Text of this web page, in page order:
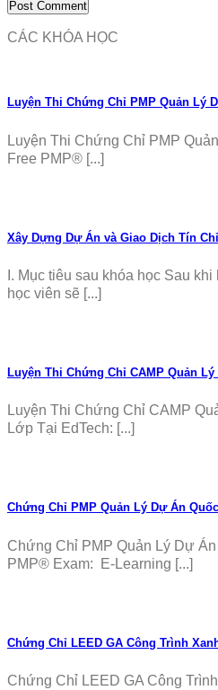
CÁC KHÓA HỌC
Luyện Thi Chứng Chỉ PMP Quản Lý
Luyện Thi Chứng Chỉ PMP
Free PMP® [...]
Xây Dựng Dự Án và Giao Dịch Tín
I. Mục tiêu sau khóa học Sau
học viên sẽ [...]
Luyện Thi Chứng Chỉ CAMP Quản
Luyện Thi Chứng Chỉ CAMP
Lớp Tại EdTech: [...]
Chứng Chỉ PMP Quản Lý Dự Án
Chứng Chỉ PMP Quản Lý Dự
PMP® Exam: E-Learning [...]
Chứng Chỉ LEED GA Công Trình
Chứng Chỉ LEED GA Công